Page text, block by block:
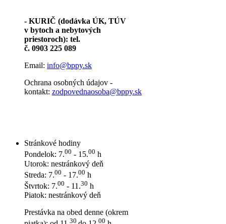
- KURIČ (dodávka ÚK, TÚV
v bytoch a nebytových
priestoroch): tel.
č. 0903 225 089
Email: info@bppy.sk
Ochrana osobných údajov -
kontakt: zodpovednaosoba@bppy.sk
Stránkové hodiny
Pondelok: 7.00 - 15.00 h
Utorok: nestránkový deň
Streda: 7.00 - 17.00 h
Štvrtok: 7.00 - 11.30 h
Piatok: nestránkový deň
Prestávka na obed denne (okrem
30 00